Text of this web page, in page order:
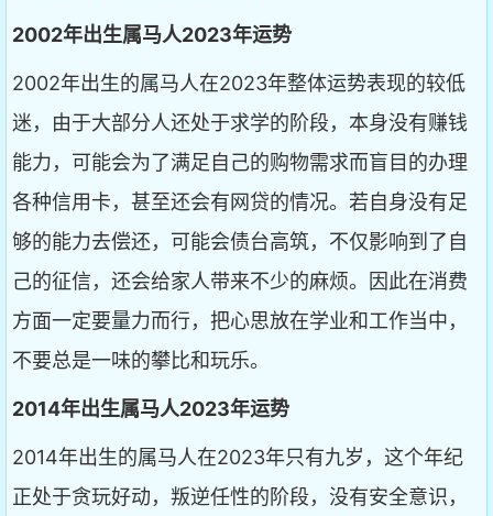
2002年出生属马人2023年运势
2002年出生的属马人在2023年整体运势表现的较低
迷，由于大部分人还处于求学的阶段，本身没有赚钱
能力，可能会为了满足自己的购物需求而盲目的办理
各种信用卡，甚至还会有网贷的情况。若自身没有足
够的能力去偿还，可能会债台高筑，不仅影响到了自
己的征信，还会给家人带来不少的麻烦。因此在消费
方面一定要量力而行，把心思放在学业和工作当中，
不要总是一味的攀比和玩乐。
2014年出生属马人2023年运势
2014年出生的属马人在2023年只有九岁，这个年纪
正处于贪玩好动，叛逆任性的阶段，没有安全意识，